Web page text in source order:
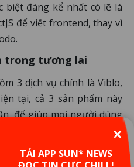
biệt đáng kể nhất có lẽ là
để viết frontend, thay vì
trong tương lai
3 dịch vụ chính là Viblo,
tại, cả 3 sản phẩm này
để giúp mọi người dùng
duy nhất, được quản lý tại
accounts.viblo.asia/).
của 3 bên vẫn đều chưa
✕
TẢI APP SUN* NEWS